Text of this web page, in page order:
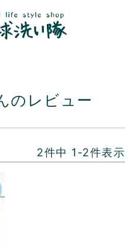
のレビュー
2件中 1 -2件表示